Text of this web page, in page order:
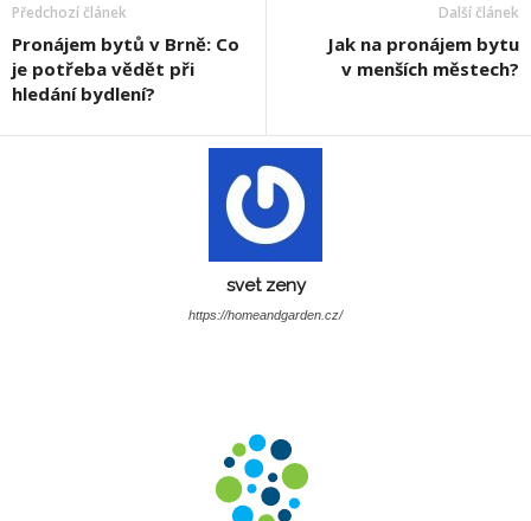
Předchozí článek
Pronájem bytů v Brně: Co
je potřeba vědět při
hledání bydlení?
Další článek
Jak na pronájem bytu
v menších městech?
svet zeny
https://homeandgarden.cz/